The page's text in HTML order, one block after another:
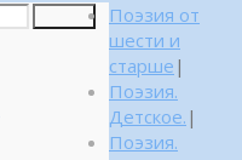
Поэзия от
шести и
старше |
Поэзия.
Детское. |
Поэзия.